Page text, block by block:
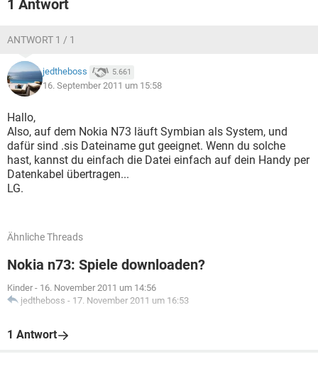
1 Antwort
ANTWORT 1 / 1
jedtheboss 5.661
16. September 2011 um 15:58
Hallo,
Also, auf dem Nokia N73 läuft Symbian als System, und
dafür sind .sis Dateiname gut geeignet. Wenn du solche
hast, kannst du einfach die Datei einfach auf dein Handy per
Datenkabel übertragen...
LG.
Ähnliche Threads
Nokia n73: Spiele downloaden?
Kinder - 16. November 2011 um 14:56
jedtheboss - 17. November 2011 um 16:53
1 Antwort